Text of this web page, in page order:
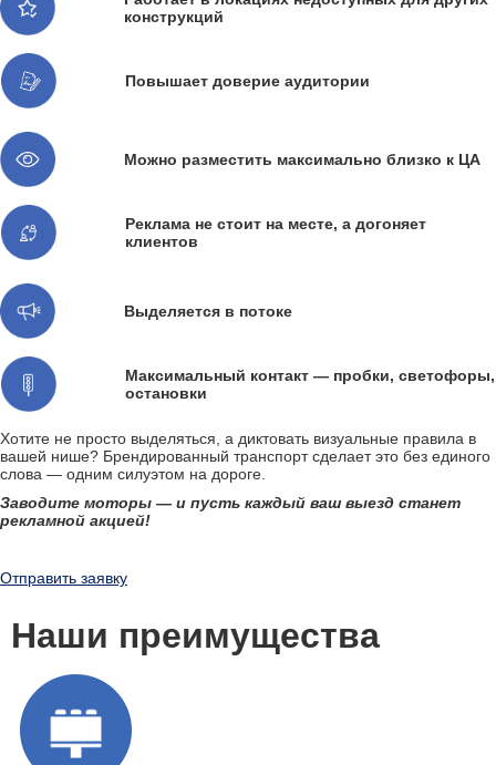
конструкций
Повышает доверие аудитории
Можно разместить максимально близко к ЦА
Реклама не стоит на месте, а догоняет
клиентов
Выделяется в потоке
Максимальный контакт — пробки, светофоры,
остановки
Хотите не просто выделяться, а диктовать визуальные правила в
вашей нише? Брендированный транспорт сделает это без единого
слова — одним силуэтом на дороге.
Заводите моторы — и пусть каждый ваш выезд станет
рекламной акцией!
Отправить заявку
Наши преимущества